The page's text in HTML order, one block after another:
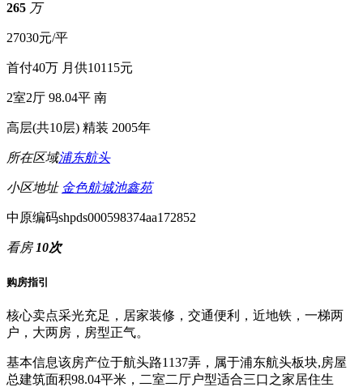
265 万
27030元/平
首付40万 月供10115元
2室2厅 98.04平 南
高层(共10层) 精装 2005年
所在区域浦东航头
小区地址 金色航城池鑫苑
中原编码shpds000598374aa172852
看房10次
购房指引
核心卖点采光充足，居家装修，交通便利，近地铁，一梯两
户，大两房，房型正气。
基本信息该房产位于航头路1137弄，属于浦东航头板块,房屋
总建筑面积98.04平米，二室二厅户型适合三口之家居住生